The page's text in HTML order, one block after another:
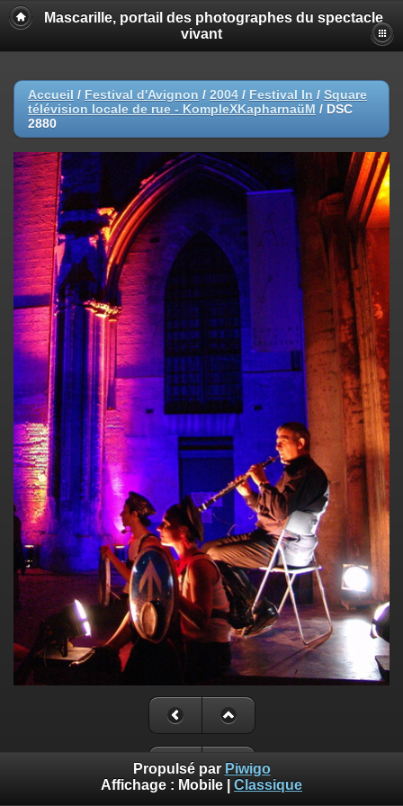
Mascarille, portail des photographes du spectacle
vivant
Accueil / Festival d'Avignon / 2004 / Festival In / Square
télévision locale de rue - KompleXKapharnaüM / DSC
2880
Propulsé par Piwigo
Affichage : Mobile Classique